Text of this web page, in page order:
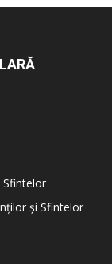
Sfintelor
și Sfintelor